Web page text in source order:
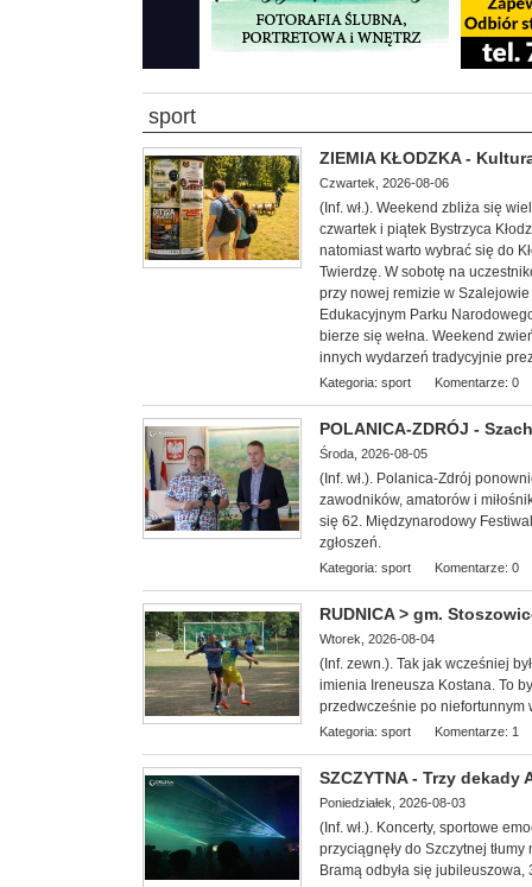
sport
ZIEMIA KŁODZKA -
Czwartek, 2026-08-06
(Inf. wł.). Weekend zbliża się
czwartek i piątek Bystrzyca
natomiast warto wybrać się do
Twierdzę. W sobotę na
przy nowej remizie w
Edukacyjnym Parku
bierze się wełna. Weekend
innych wydarzeń tradycyjnie
Kategoria: sport Komentarze: 0
POLANICA-ZDRÓJ -
Środa, 2026-08-05
(Inf. wł.). Polanica-Zdrój
zawodników, amatorów i
się 62. Międzynarodowy
zgłoszeń.
Kategoria: sport Komentarze: 0
RUDNICA > gm.
Wtorek, 2026-08-04
(Inf. zewn.). Tak jak wcześniej
imienia Ireneusza Kostana. To
przedwcześnie po niefortunnym
Kategoria: sport Komentarze: 1
SZCZYTNA - Trzy dekady
Poniedziałek, 2026-08-03
(Inf. wł.). Koncerty, sportowe
przyciągnęły do Szczytnej
Bramą odbyła się